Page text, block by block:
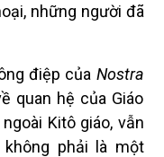
những người đã
điệp của Nostra
quan hệ của Giáo
Kitô giáo, vẫn
phải là một